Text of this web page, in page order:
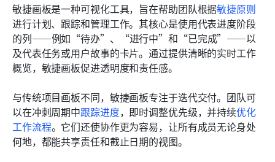
敏捷画板是一种可视化工具，旨在帮助团队根据敏捷原则
进行计划、跟踪和管理工作。其核心是使用代表进度阶段
的列——例如“待办”、“进行中”和“已完成”——以
及代表任务或用户故事的卡片。通过提供清晰的实时工作
概览，敏捷画板促进透明度和责任感。
与传统项目画板不同，敏捷画板专注于迭代交付。团队可
以在冲刺周期中跟踪进度，即时调整优先级，并持续优化
工作流程。它们还使协作更为容易，让所有成员无论身处
何地，都能共享责任和截止日期的视图。